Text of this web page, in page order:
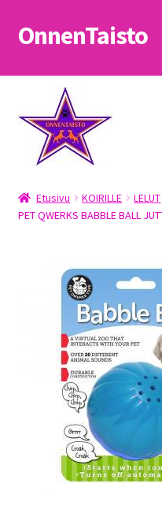
Siirry
navigointiin
Siirry
sisältöön
OnnenTaisto
Etusivu
Kassa
Oma tili
OnnenTaisto
Palautukset
Tietosuojaseloste
Toimitusehdot
Etusivu KOIRILLE LELUT
PET QWERKS BABBLE BALL